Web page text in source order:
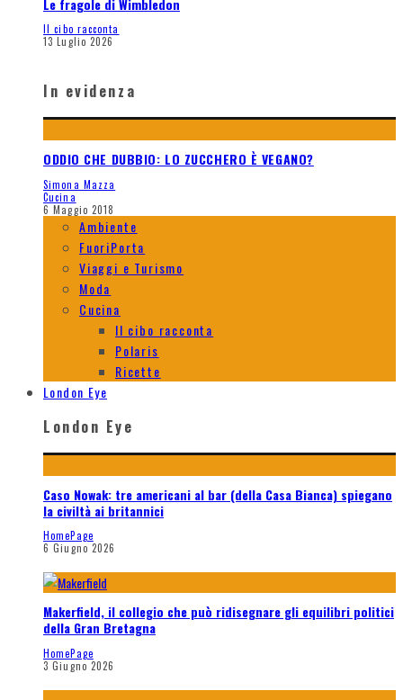
Le fragole di Wimbledon
Il cibo racconta
13 Luglio 2026
In evidenza
ODDIO CHE DUBBIO: LO ZUCCHERO È VEGANO?
Simona Mazza
Cucina
6 Maggio 2018
Ambiente
FuoriPorta
Viaggi e Turismo
Moda
Cucina
Il cibo racconta
Polaris
Ricette
London Eye
London Eye
Caso Nowak: tre americani al bar (della Casa Bianca) spiegano
la civiltà ai britannici
HomePage
6 Giugno 2026
Makerfield, il collegio che può ridisegnare gli equilibri politici
della Gran Bretagna
HomePage
3 Giugno 2026